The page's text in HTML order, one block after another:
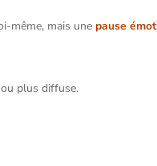
même, mais unepause
plus diffuse.